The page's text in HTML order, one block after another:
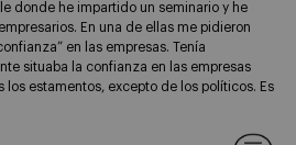
donde he impartido un seminario y he
En una de ellas me pidieron
en las empresas. Tenía
situaba la confianza en las empresas
los estamentos, excepto de los políticos. Es